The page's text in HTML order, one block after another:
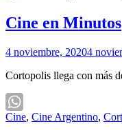
Cine en Minutos
4 noviembre, 20204
Cortopolis llega con más
WhatsApp
Cine, Cine Argentino,